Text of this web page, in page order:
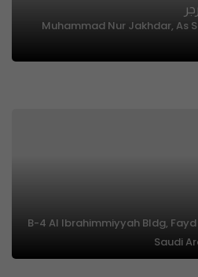
7270 Muhammad Nur Jakhdar,
B-4 Al Ibrahimmiyyah Bldg,